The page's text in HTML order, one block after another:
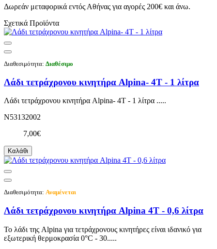
Δωρεάν μεταφορικά εντός Αθήνας για αγορές 200€ και άνω.
Σχετικά Προϊόντα
Διαθεσιμότητα: Διαθέσιμο
Λάδι τετράχρονου κινητήρα Alpina- 4Τ - 1 λίτρα
Λάδι τετράχρονου κινητήρα Alpina- 4Τ - 1 λίτρα .....
N53132002
7,00€
Καλάθι
Διαθεσιμότητα: Αναμένεται
Λάδι τετράχρονου κινητήρα Alpina 4Τ - 0,6 λίτρα
Το λάδι της Alpina για τετράχρονους κινητήρες είναι ιδανικό για
εξωτερική θερμοκρασία 0°C - 30.....